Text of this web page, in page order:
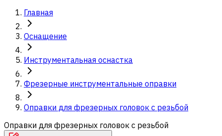
Главная
Оснащение
Инструментальная оснастка
Фрезерные инструментальные оправки
Оправки для фрезерных головок с резьбой
Оправки для фрезерных головок с резьбой